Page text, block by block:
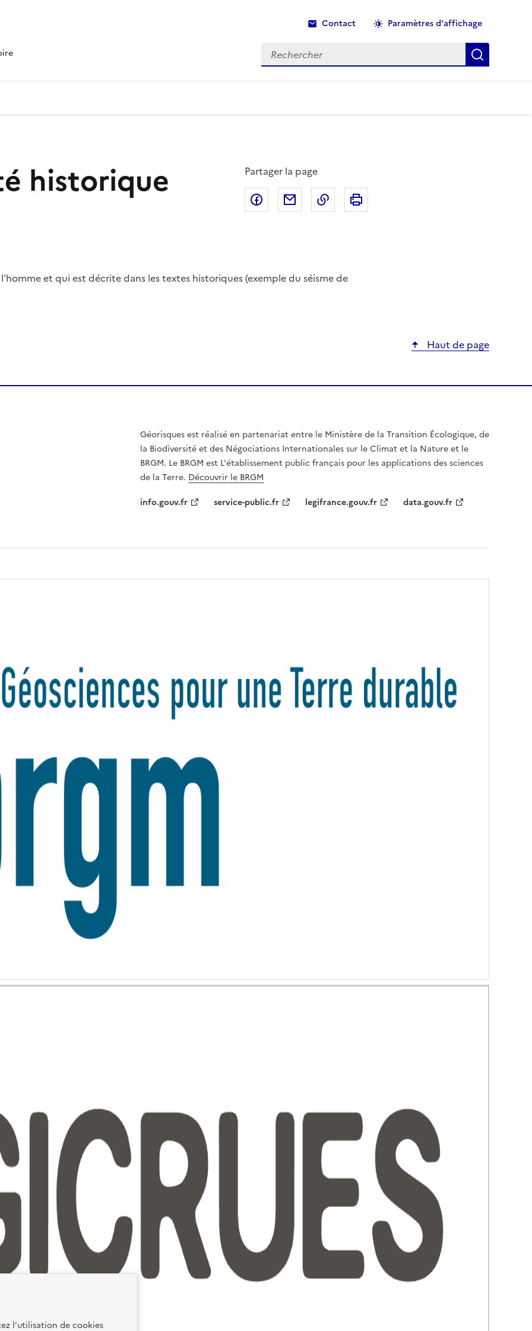
l’utilisation de cookies
Contact Paramètres d'affichage
Rechercher Recherche
historique
Partager la page
Partager sur Facebook
Partager par emailCopier dans le presse-papier
et qui est décrite dans les textes historiques (exemple du séisme de
Haut de page
Géorisques est réalisé en partenariat entre le Ministère de la Transition Écologique, de
la Biodiversité et des Négociations Internationales sur le Climat et la Nature et le
BRGM. Le BRGM est L'établissement public français pour les applications des sciences
de la Terre. Découvrir le BRGM
info.gouv.fr
service-public.fr legifrance.gouv.fr data.gouv.fr